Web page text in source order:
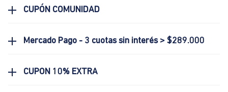
CUPÓN COMUNIDAD
Mercado Pago - 3 cuotas sin interés > $289.000
CUPON 10% EXTRA